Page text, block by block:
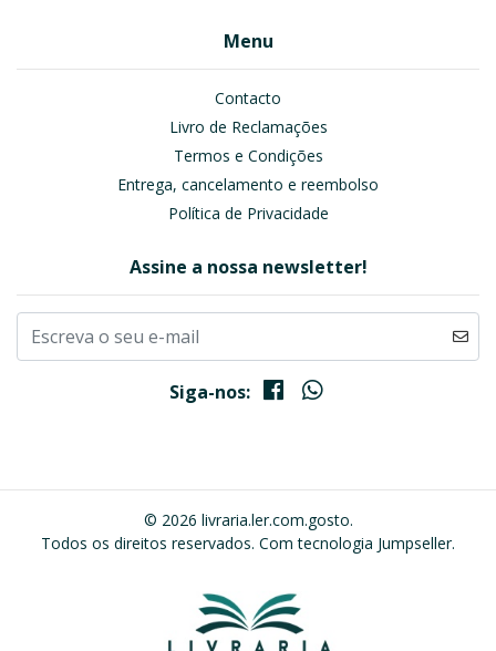
Menu
Contacto
Livro de Reclamações
Termos e Condições
Entrega, cancelamento e reembolso
Política de Privacidade
Assine a nossa newsletter!
Siga-nos:
© 2026 livraria.ler.com.gosto.
Todos os direitos reservados. Com tecnologia Jumpseller.